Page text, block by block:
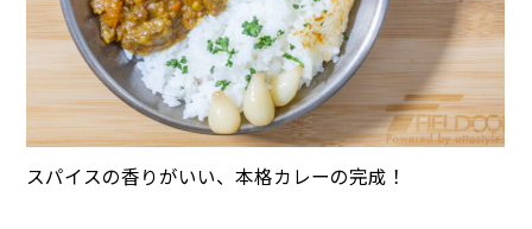
スパイスの香りがいい、本格カレーの完成！